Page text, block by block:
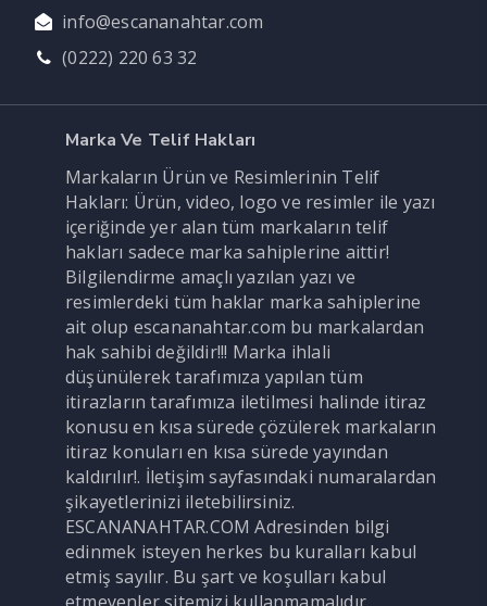
info@escananahtar.com
(0222) 220 63 32
Marka Ve Telif Hakları
Markaların Ürün ve Resimlerinin Telif
Hakları: Ürün, video, logo ve resimler ile yazı
içeriğinde yer alan tüm markaların telif
hakları sadece marka sahiplerine aittir!
Bilgilendirme amaçlı yazılan yazı ve
resimlerdeki tüm haklar marka sahiplerine
ait olup escananahtar.com bu markalardan
hak sahibi değildir!!! Marka ihlali
düşünülerek tarafımıza yapılan tüm
itirazların tarafımıza iletilmesi halinde itiraz
konusu en kısa sürede çözülerek markaların
itiraz konuları en kısa sürede yayından
kaldırılır!. İletişim sayfasındaki numaralardan
şikayetlerinizi iletebilirsiniz.
ESCANANAHTAR.COM Adresinden bilgi
edinmek isteyen herkes bu kuralları kabul
etmiş sayılır. Bu şart ve koşulları kabul